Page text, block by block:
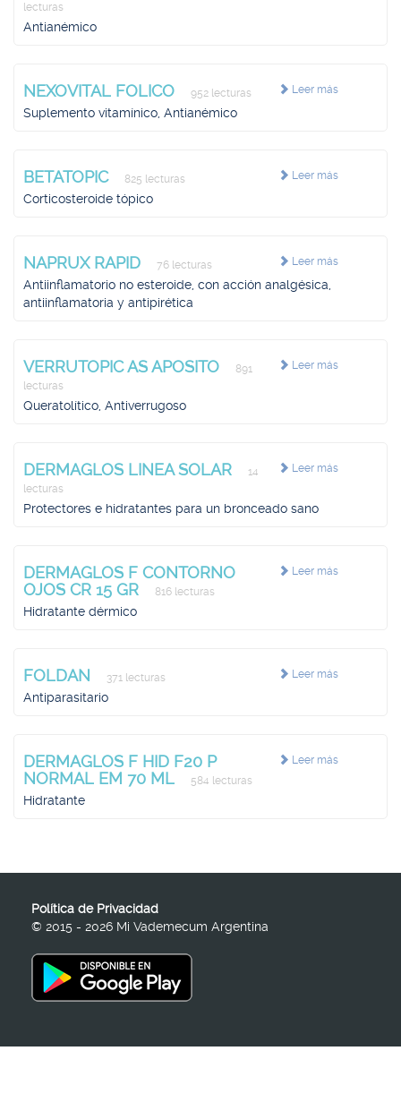
lecturas
Antianémico
Leer más
NEXOVITAL FOLICO 952 lecturas
Suplemento vitamínico, Antianémico
Leer más
BETATOPIC 825 lecturas
Corticosteroide tópico
Leer más
NAPRUX RAPID 76 lecturas
Antiinflamatorio no esteroide, con acción analgésica,
antiinflamatoria y antipirética
Leer más
VERRUTOPIC AS APOSITO
891
lecturas
Queratolítico, Antiverrugoso
Leer más
DERMAGLOS LINEA SOLAR
14
lecturas
Protectores e hidratantes para un bronceado sano
Leer más
DERMAGLOS F CONTORNO
OJOS CR 15 GR
816 lecturas
Hidratante dérmico
Leer más
FOLDAN 371 lecturas
Antiparasitario
Leer más
DERMAGLOS F HID F20 P
NORMAL EM 70 ML
584 lecturas
Hidratante
Política de Privacidad
© 2015 - 2026 Mi Vademecum Argentina